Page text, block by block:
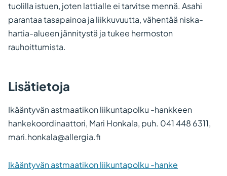
tuolilla istuen, joten lattialle ei tarvitse mennä. Asahi
parantaa tasapainoa ja liikkuvuutta, vähentää niska-
hartia-alueen jännitystä ja tukee hermoston
rauhoittumista.
Lisätietoja
Ikääntyvän astmaatikon liikuntapolku -hankkeen
hankekoordinaattori, Mari Honkala, puh. 041 448 6311,
mari.honkala@allergia.fi
Ikääntyvän astmaatikon liikuntapolku -hanke